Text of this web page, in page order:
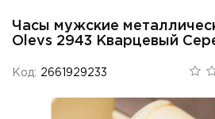
Часы мужские
Olevs 2943 Кварцевый
Код: 2661929233